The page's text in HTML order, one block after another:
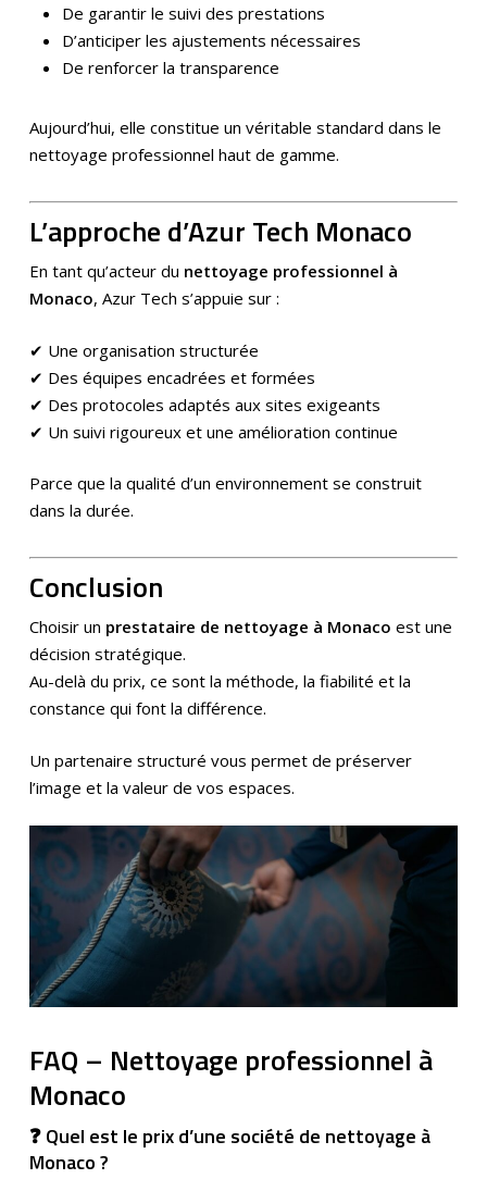
De garantir le suivi des prestations
D’anticiper les ajustements nécessaires
De renforcer la transparence
Aujourd’hui, elle constitue un véritable standard dans le
nettoyage professionnel haut de gamme.
L’approche d’Azur Tech Monaco
En tant qu’acteur du nettoyage professionnel à
Monaco, Azur Tech s’appuie sur :
✔ Une organisation structurée
✔ Des équipes encadrées et formées
✔ Des protocoles adaptés aux sites exigeants
✔ Un suivi rigoureux et une amélioration continue
Parce que la qualité d’un environnement se construit
dans la durée.
Conclusion
Choisir un prestataire de nettoyage à Monaco est une
décision stratégique.
Au-delà du prix, ce sont la méthode, la fiabilité et la
constance qui font la différence.
Un partenaire structuré vous permet de préserver
l’image et la valeur de vos espaces.
FAQ – Nettoyage professionnel à
Monaco
❓ Quel est le prix d’une société de nettoyage à
Monaco ?